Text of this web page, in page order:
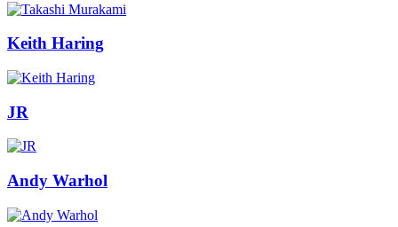
Keith Haring
JR
Andy Warhol